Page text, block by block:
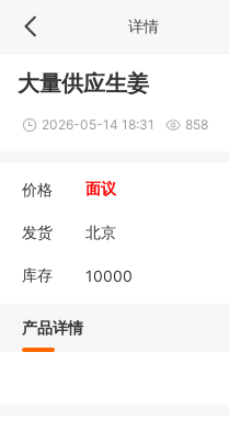
详情
大量供应生姜
2026-05-14 18:31 858
价格 面议
发货 北京
库存 10000
产品详情